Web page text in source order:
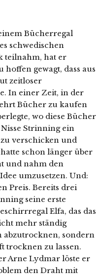
Bücherregal
schwedischen
teilnahm, hat er
gewagt, dass aus
zeitloser
In einer Zeit, in der
Bücher zu kaufen
wo diese Bücher
Strinning ein
verschicken und
schon länger über
und nahm den
umzusetzen. Und:
Preis. Bereits drei
seine erste
Elfa, das das
mehr ständig
abzutrocknen, sondern
trocknen zu lassen.
Arne Lydmar löste er
den Draht mit